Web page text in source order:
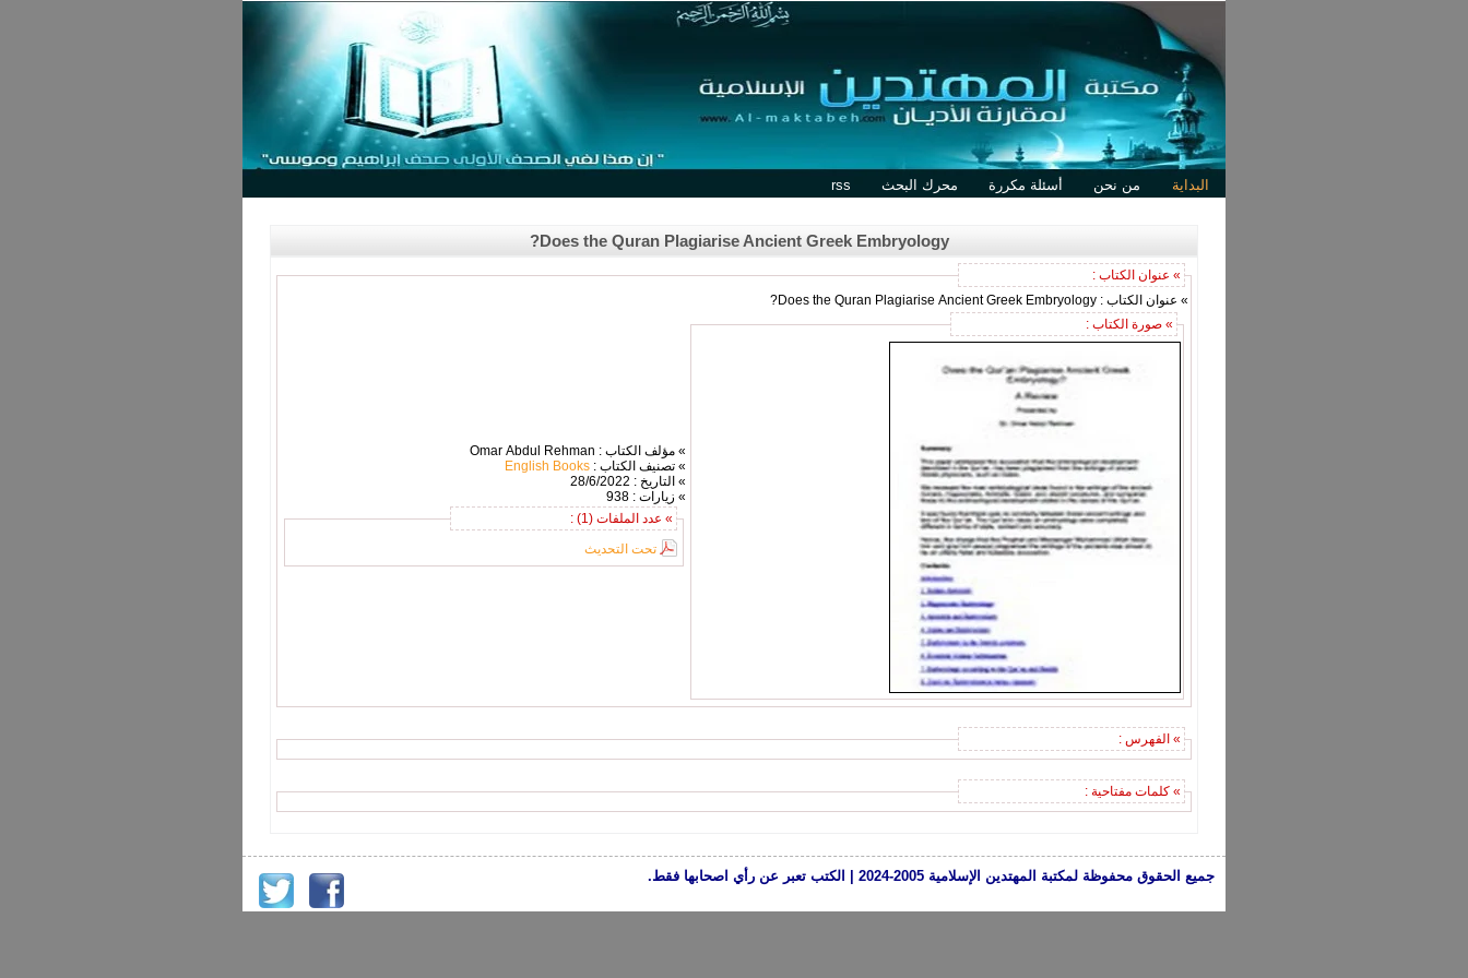
البداية من نحن أسئلة مكررة محرك البحث rss
Does the Quran Plagiarise Ancient Greek Embryology?
» عنوان الكتاب :
» عنوان الكتاب : Does the Quran Plagiarise Ancient Greek Embryology?
» صورة الكتاب :
» مؤلف الكتاب : Omar Abdul Rehman
» تصنيف الكتاب : English Books
» التاريخ : 28/6/2022
» زيارات : 938
» عدد الملفات (1) :
تحت التحديث
» الفهرس :
» كلمات مفتاحية :
جميع الحقوق محفوظة لمكتبة المهتدين الإسلامية 2005-2024 | الكتب تعبر عن رأي اصحابها فقط.